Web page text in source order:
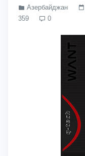
Азербайджан
359
0